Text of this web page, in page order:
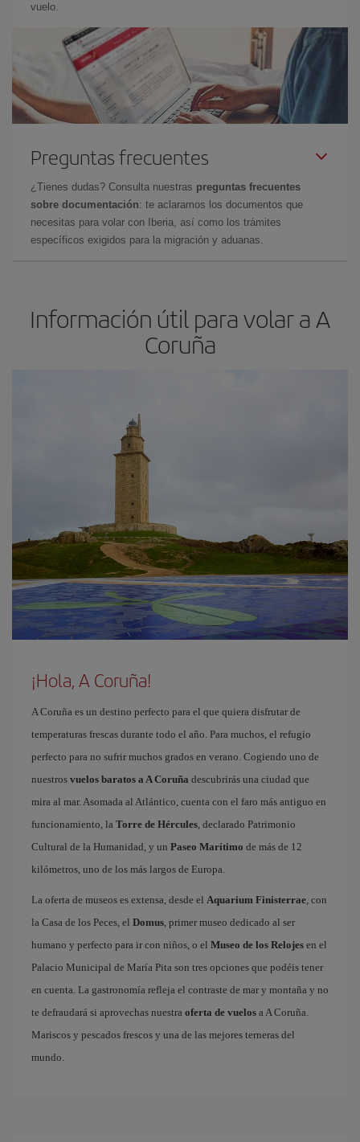
vuelo.
Preguntas frecuentes
¿Tienes dudas? Consulta nuestras preguntas frecuentes
sobre documentación: te aclaramos los documentos que
necesitas para volar con Iberia, así como los trámites
específicos exigidos para la migración y aduanas.
Información útil para volar a A
Coruña
¡Hola, A Coruña!
A Coruña es un destino perfecto para el que quiera disfrutar de
temperaturas frescas durante todo el año. Para muchos, el refugio
perfecto para no sufrir muchos grados en verano. Cogiendo uno de
nuestros vuelos baratos a A Coruña descubrirás una ciudad que
mira al mar. Asomada al Atlántico, cuenta con el faro más antiguo en
funcionamiento, la Torre de Hércules, declarado Patrimonio
Cultural de la Humanidad, y un Paseo Marítimo de más de 12
kilómetros, uno de los más largos de Europa.
La oferta de museos es extensa, desde el Aquarium Finisterrae, con
la Casa de los Peces, el Domus, primer museo dedicado al ser
humano y perfecto para ir con niños, o el Museo de los Relojes en el
Palacio Municipal de María Pita son tres opciones que podéis tener
en cuenta. La gastronomía refleja el contraste de mar y montaña y no
te defraudará si aprovechas nuestra oferta de vuelos a A Coruña.
Mariscos y pescados frescos y una de las mejores terneras del
mundo.